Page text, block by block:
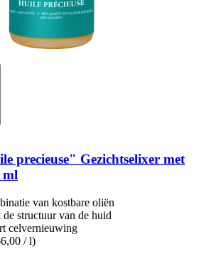
precieuse" Gezichtselixer met
ml
van kostbare oliën
de structuur van de huid
celvernieuwing
/ l)